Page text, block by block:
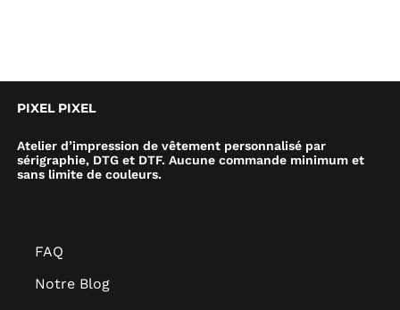
PIXEL PIXEL
Atelier d’impression de vêtement personnalisé par
sérigraphie, DTG et DTF. Aucune commande minimum et
sans limite de couleurs.
FAQ
Notre Blog